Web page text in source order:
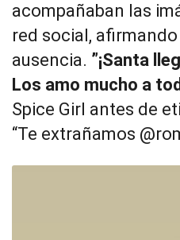
acompañaban las
red social,
ausencia. ”¡Santa
Los amo mucho a
Spice Girl antes de
“Te extrañamos